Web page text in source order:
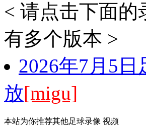
< 请点击下面
有多个版本 >
2026年7月5
放[migu]
本站为你推荐其他足球录像 视频